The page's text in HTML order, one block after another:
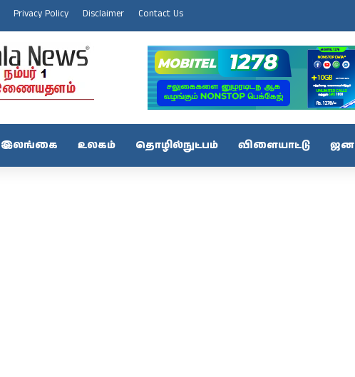
Privacy Policy Disclaimer Contact Us
இலங்கை உலகம் தொழில்நுட்பம் விளையாட்டு